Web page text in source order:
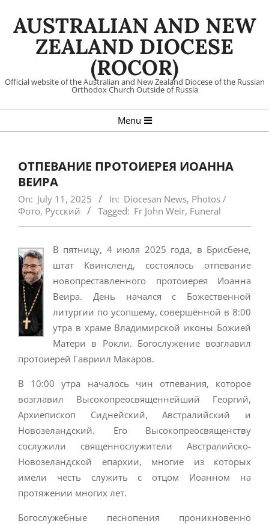
AUSTRALIAN AND NEW
ZEALAND DIOCESE
(ROCOR)
Official website of the Australian and New Zealand Diocese of the Russian
Orthodox Church Outside of Russia
Navigation
Menu
ОТПЕВАНИЕ ПРОТОИЕРЕЯ ИОАННА
ВЕИРА
On: July 11, 2025 In: Diocesan News, Photos /
Фото, Русский Tagged: Fr John Weir, Funeral
В пятницу, 4 июля 2025 года, в Брисбене,
штат Квинсленд, состоялось отпевание
новопреставленного протоиерея Иоанна
Веира. День начался с Божественной
литургии по усопшему, совершённой в 8:00
утра в храме Владимирской иконы Божией
Матери в Рокли. Богослужение возглавил
протоиерей Гавриил Макаров.
В 10:00 утра началось чин отпевания, которое
возглавил Высокопреосвященнейший Георгий,
Архиепископ Сиднейский, Австралийский и
Новозеландский. Его Высокопреосвященству
сослужили священнослужители Австралийско-
Новозеландской епархии, многие из которых
имели честь служить с отцом Иоанном на
протяжении многих лет.
Богослужебные песнопения проникновенно